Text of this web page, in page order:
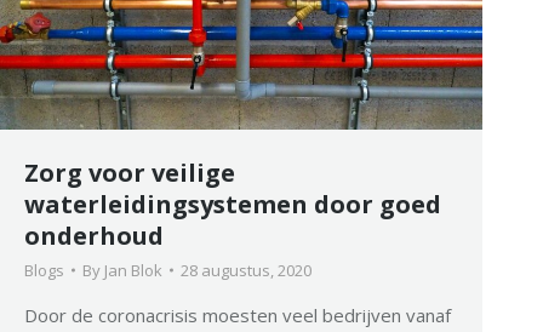
Zorg voor veilige
waterleidingsystemen door goed
onderhoud
Blogs By Jan Blok 28 augustus, 2020
Door de coronacrisis moesten veel bedrijven vanaf